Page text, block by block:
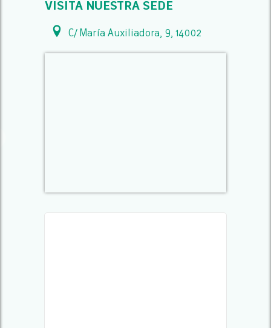
VISITA NUESTRA SEDE
C/ María Auxiliadora, 9, 14002